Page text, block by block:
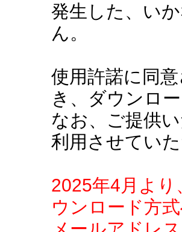
発生した、い
ん。
使用許諾に同
き、ダウンロ
なお、ご提供
利用させてい
2025年4月よ
ウンロード方